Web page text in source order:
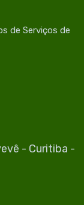
de Serviços de
- Curitiba -